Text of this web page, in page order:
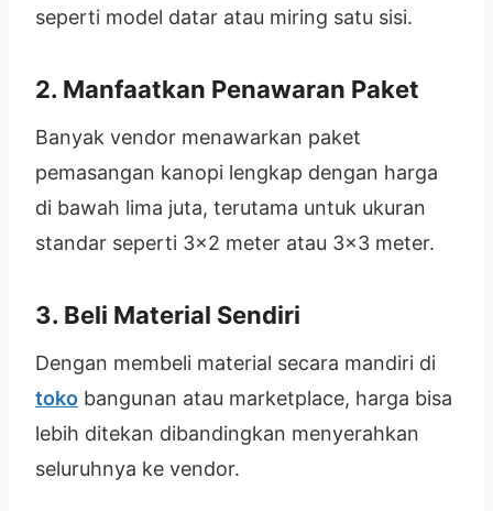
seperti model datar atau miring satu sisi.
2. Manfaatkan Penawaran Paket
Banyak vendor menawarkan paket
pemasangan kanopi lengkap dengan harga
di bawah lima juta, terutama untuk ukuran
standar seperti 3×2 meter atau 3×3 meter.
3. Beli Material Sendiri
Dengan membeli material secara mandiri di
toko bangunan atau marketplace, harga bisa
lebih ditekan dibandingkan menyerahkan
seluruhnya ke vendor.